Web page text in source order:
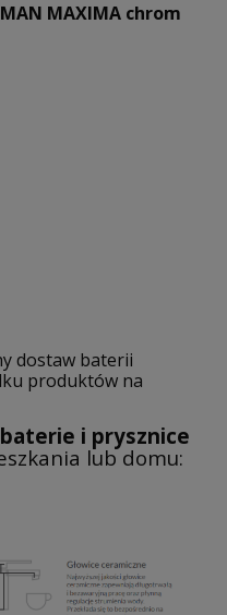
MAXIMA chrom
dostaw baterii
produktów na
baterie i prysznice
lub domu: